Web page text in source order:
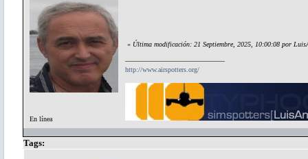
En línea
« Última modificación: 21 Septiembre, 2025, 10:00:08 por
http://www.airspotters.org/
Tags: